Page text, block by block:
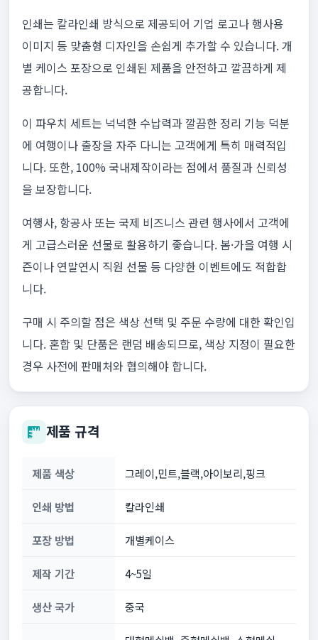
인쇄는 칼라인쇄 방식으로 제공되어 기업 로고나 행사용
이미지 등 맞춤형 디자인을 손쉽게 추가할 수 있습니다. 개
별 케이스 포장으로 인쇄된 제품을 안전하고 깔끔하게 제
공합니다.
이 파우치 세트는 넉넉한 수납력과 깔끔한 정리 기능 덕분
에 여행이나 출장을 자주 다니는 고객에게 특히 매력적입
니다. 또한, 100% 국내제작이라는 점에서 품질과 신뢰성
을 보장합니다.
여행사, 항공사 또는 국제 비즈니스 관련 행사에서 고객에
게 고급스러운 선물로 활용하기 좋습니다. 봄·가을 여행 시
즌이나 연말연시 직원 선물 등 다양한 이벤트에도 적합합
니다.
구매 시 주의할 점은 색상 선택 및 주문 수량에 대한 확인입
니다. 혼합 및 단품은 랜덤 배송되므로, 색상 지정이 필요한
경우 사전에 판매처와 협의해야 합니다.
제품 규격
제품 색상 그레이,민트,블랙,아이보리,핑크
인쇄 방법 칼라인쇄
포장 방법 개별케이스
제작 기간 4~5일
생산 국가 중국